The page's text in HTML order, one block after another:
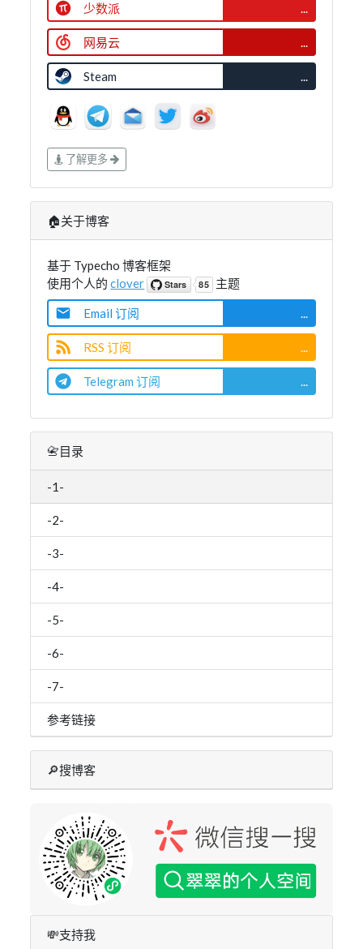
少数派 ...
网易云 ...
Steam ...
了解更多
🏠关于博客
基于 Typecho 博客框架
使用个人的clover 主题
Email 订阅 ...
RSS 订阅 ...
Telegram 订阅 ...
📇目录
-1-
-2-
-3-
-4-
-5-
-6-
-7-
参考链接
🔎搜博客
💸支持我